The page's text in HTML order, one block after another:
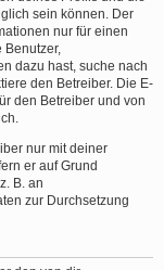
sein können. Der
nur für einen
dazu hast, suche nach
den Betreiber. Die E-
den Betreiber und von
nur mit deiner
er auf Grund
B. an
zur Durchsetzung